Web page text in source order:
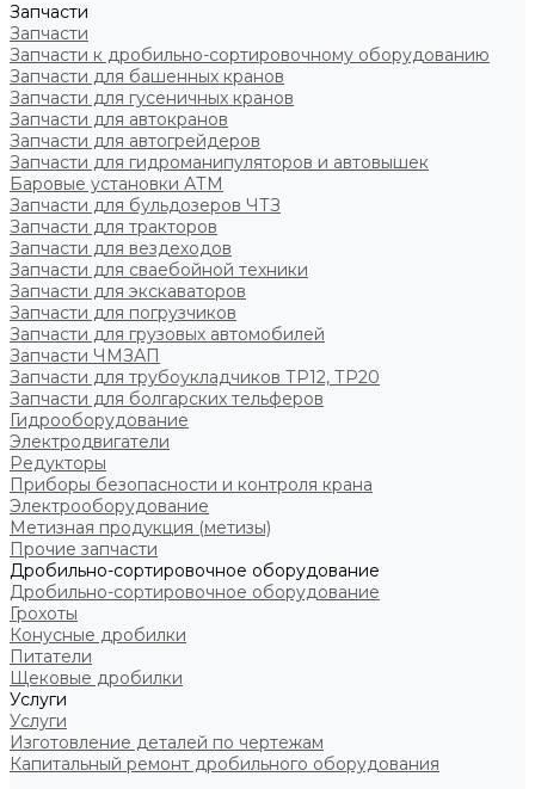
Запчасти
Запчасти
Запчасти к дробильно-сортировочному оборудованию
Запчасти для башенных кранов
Запчасти для гусеничных кранов
Запчасти для автокранов
Запчасти для автогрейдеров
Запчасти для гидроманипуляторов и автовышек
Баровые установки АТМ
Запчасти для бульдозеров ЧТЗ
Запчасти для тракторов
Запчасти для вездеходов
Запчасти для сваебойной техники
Запчасти для экскаваторов
Запчасти для погрузчиков
Запчасти для грузовых автомобилей
Запчасти ЧМЗАП
Запчасти для трубоукладчиков ТР12, ТР20
Запчасти для болгарских тельферов
Гидрооборудование
Электродвигатели
Редукторы
Приборы безопасности и контроля крана
Электрооборудование
Метизная продукция (метизы)
Прочие запчасти
Дробильно-сортировочное оборудование
Дробильно-сортировочное оборудование
Грохоты
Конусные дробилки
Питатели
Щековые дробилки
Услуги
Услуги
Изготовление деталей по чертежам
Капитальный ремонт дробильного оборудования